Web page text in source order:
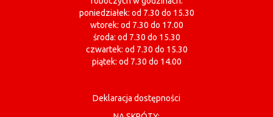
poniedziałek: od 7.30 do 15.30
wtorek: od 7.30 do 17.00
środa: od 7.30 do 15.30
czwartek: od 7.30 do 15.30
piątek: od 7.30 do 14.00
Deklaracja dostępności